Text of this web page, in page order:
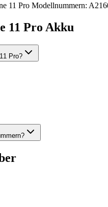
11 Pro Modellnummern:
11 Pro Akku
Pro?